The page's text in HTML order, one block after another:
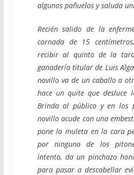
algunos pañuelos y saluda
Recién salido de la
cornada de 15
recibir al quinto de la
ganadería titular de Luis
novillo va de un caballo a
hace un quite que desluce
Brinda al público y en los
novillo acude con una
pone la muleta en la cara
por ninguno de los
intento, da un pinchazo
para pasar a descabellar